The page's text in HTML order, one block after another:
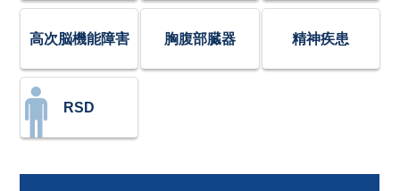
高次脳機能障害 胸腹部臓器 精神疾患
RSD